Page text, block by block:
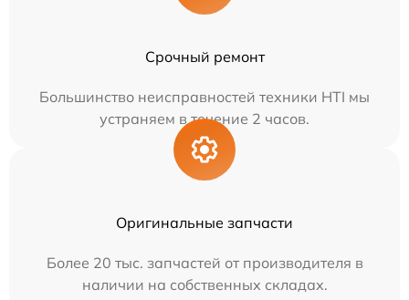
Срочный ремонт
Большинство неисправностей техники HTI мы
устраняем в течение 2 часов.
Оригинальные запчасти
Более 20 тыс. запчастей от производителя в
наличии на собственных складах.